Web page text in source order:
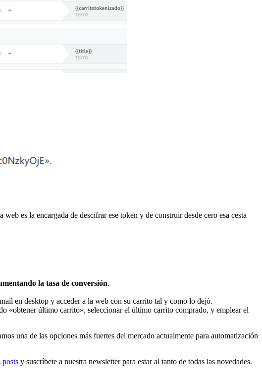
web es la encargada de descifrar ese token y de construir desde cero esa cesta
la tasa de conversión.
en desktop y acceder a la web con su carrito tal y como lo dejó.
«obtener último carrito», seleccionar el último carrito comprado, y emplear el
una de las opciones más fuertes del mercado actualmente para automatización
posts y suscríbete a nuestra newsletter para estar al tanto de todas las novedades.